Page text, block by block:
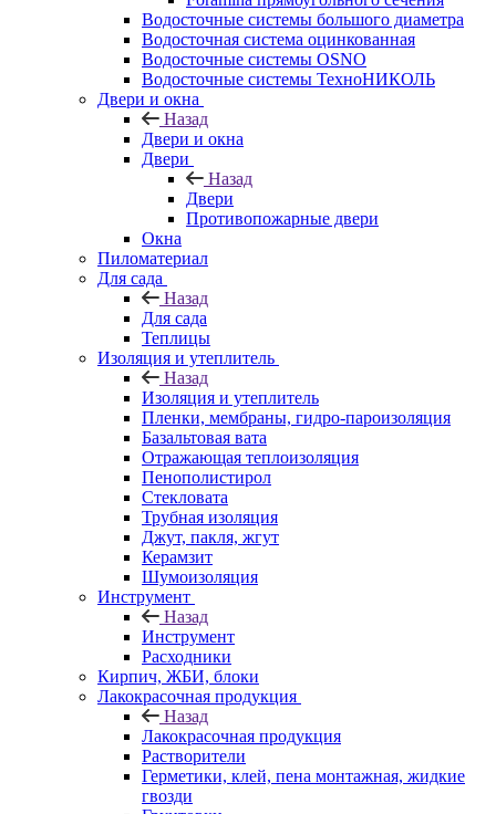
Водосточные системы большого диаметра
Водосточная система оцинкованная
Водосточные системы OSNO
Водосточные системы ТехноНИКОЛЬ
Двери и окна
Назад
Двери и окна
Двери
Назад
Двери
Противопожарные двери
Окна
Пиломатериал
Для сада
Назад
Для сада
Теплицы
Изоляция и утеплитель
Назад
Изоляция и утеплитель
Пленки, мембраны, гидро-пароизоляция
Базальтовая вата
Отражающая теплоизоляция
Пенополистирол
Стекловата
Трубная изоляция
Джут, пакля, жгут
Керамзит
Шумоизоляция
Инструмент
Назад
Инструмент
Расходники
Кирпич, ЖБИ, блоки
Лакокрасочная продукция
Назад
Лакокрасочная продукция
Растворители
Герметики, клей, пена монтажная, жидкие
гвозди